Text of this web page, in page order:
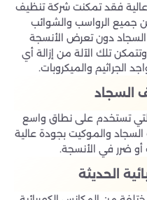
عالية فقد تمكنت شركة تنظيف
جميع الرواسب والشوائب
السجاد دون تعرض الأنسجة
تلك الآلة من إزالة أي
الجراثيم والميكروبات.
السجاد
تستخدم على نطاق واسع
والموكيت بجودة عالية
ضرر في الأنسجة.
الحديثة